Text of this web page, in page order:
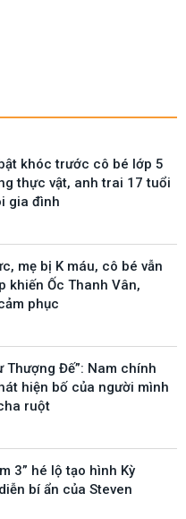
khóc trước cô bé lớp 5
thực vật, anh trai 17 tuổi
gia đình
mẹ bị K máu, cô bé vẫn
khiến Ốc Thanh Vân,
phục
Thượng Đế”: Nam chính
hiện bố của người mình
ruột
3” hé lộ tạo hình Kỳ
bí ẩn của Steven